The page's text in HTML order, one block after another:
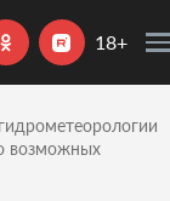
18+
возможных